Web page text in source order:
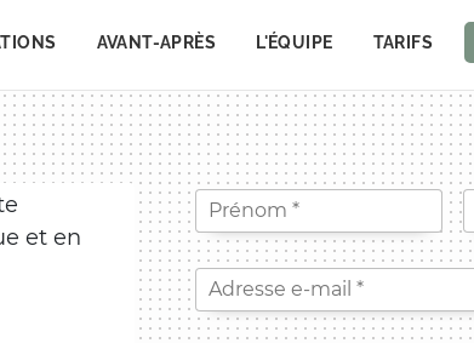
AVANT-APRÈS L'ÉQUIPE TARIFS
et en